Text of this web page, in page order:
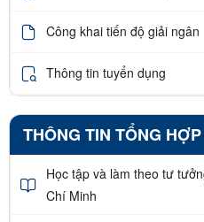
Công khai tiến độ giải ngân
Thông tin tuyển dụng
THÔNG TIN TỔNG HỢP
Học tập và làm theo tư
Chí Minh